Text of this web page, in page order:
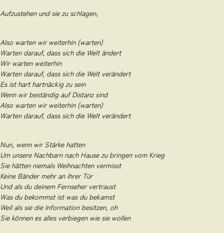
Aufzustehen und sie zu schlagen,
Also warten wir weiterhin (warten)
Warten darauf, dass sich die Welt ändert
Wir warten weiterhin
Warten darauf, dass sich die Welt verändert
Es ist hart hartnäckig zu sein
Wenn wir beständig auf Distanz sind
Also warten wir weiterhin (warten)
Warten darauf, dass sich die Welt verändert
Nun, wenn wir Stärke hatten
Um unsere Nachbarn nach Hause zu bringen vom Krieg
Sie hätten niemals Weihnachten vermisst
Keine Bänder mehr an ihrer Tür
Und als du deinem Fernseher vertraust
Was du bekommst ist was du bekamst
Weil als sie die Information besitzen, oh
Sie können es alles verbiegen wie sie wollen